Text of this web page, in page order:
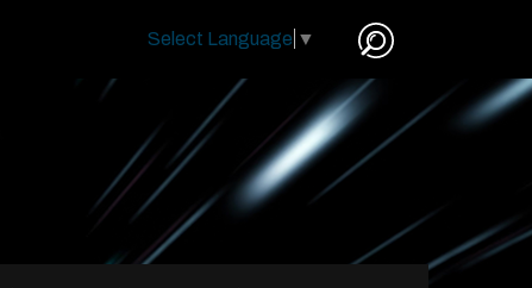
Select Language ▼